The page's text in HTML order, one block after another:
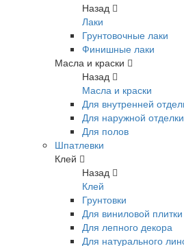
Назад
Лаки
Грунтовочные лаки
Финишные лаки
Масла и краски
Назад
Масла и краски
Для внутренней
Для наружной отделки
Для полов
Шпатлевки
Клей
Назад
Клей
Грунтовки
Для виниловой плитки
Для лепного декора
Для натурального